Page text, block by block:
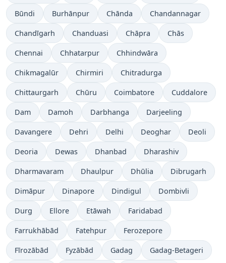
Būndi Burhānpur Chānda Chandannagar
Chandīgarh Chanduasi Chāpra Chās
Chennai Chhatarpur Chhindwāra
Chikmagalūr Chirmiri Chitradurga
Chittaurgarh Chūru Coimbatore Cuddalore
Dam Damoh Darbhanga Darjeeling
Davangere Dehri Delhi Deoghar Deoli
Deoria Dewas Dhanbad Dharashiv
Dharmavaram Dhaulpur Dhūlia Dibrugarh
Dimāpur Dinapore Dindigul Dombivli
Durg Ellore Etāwah Faridabad
Farrukhābād Fatehpur Ferozepore
Fīrozābād Fyzābād Gadag Gadag-Betageri